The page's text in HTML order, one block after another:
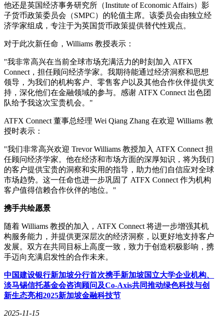
他还是英国经济事务研究所（Institute of Economic Affairs）影
子货币政策委员会（SMPC）的轮值主席。该委员会由独立经
济学家组成，专注于为英国货币政策提供替代性观点。
对于此次新任命，Williams 教授表示：
"我非常高兴在当前全球市场充满活力的时刻加入 ATFX
Connect，担任顾问经济学家。我期待能通过经济洞察和思想
领导，为我们的机构客户、零售客户以及其他合作伙伴提供支
持，深化他们在金融领域的参与。感谢 ATFX Connect 出色团
队给予我这次宝贵机会。"
ATFX Connect 董事总经理 Wei Qiang Zhang 在欢迎 Williams 教
授时表示：
"我们非常高兴欢迎 Trevor Williams 教授加入 ATFX Connect 担
任顾问经济学家。他在经济和市场方面的深厚知识，将为我们
的客户提供宝贵的洞察和实用的指导，助力他们自信应对全球
市场趋势。这一任命也进一步巩固了 ATFX Connect 作为机构
客户值得信赖合作伙伴的地位。"
携手共绘愿景
随着 Williams 教授的加入，ATFX Connect 将进一步增强其机
构服务能力，并提供更深层次的经济洞察，以更好地支持客户
发展。双方在共同目标上高度一致，致力于创造积极影响，携
手迈向充满启发性的合作未来。
中国建设银行新加坡分行首次携手新加坡国立大学企业机构、
淡马锡信托基金会咨询顾问及Co-Axis共同推动绿色科技与创
新生态亮相2025新加坡金融科技节
2025-11-15